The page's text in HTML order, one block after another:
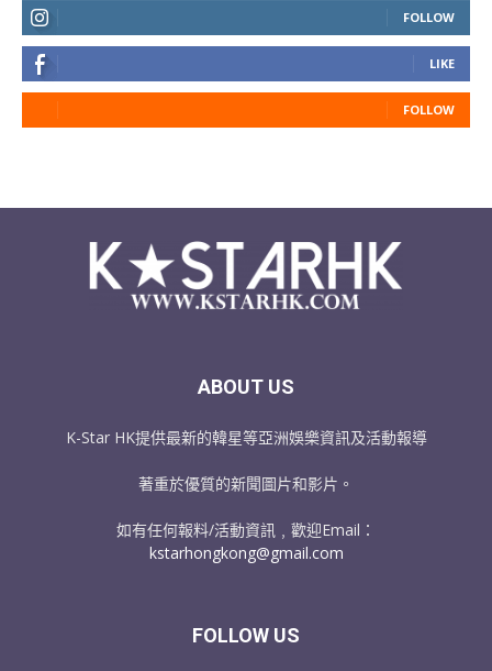
FOLLOW
LIKE
FOLLOW
ABOUT US
K-Star HK提供最新的韓星等亞洲娛樂資訊及活動報導
著重於優質的新聞圖片和影片。
如有任何報料/活動資訊﹐歡迎Email：
kstarhongkong@gmail.com
FOLLOW US